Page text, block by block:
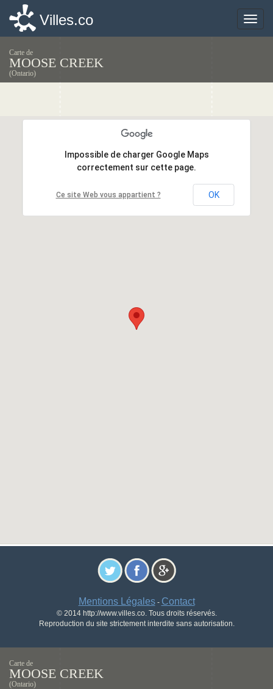
Toggle
Villes.co
Carte de
MOOSE CREEK
(Ontario)
Impossible de charger Google Maps
correctement sur cette page.
Ce site Web vous appartient ? OK
Impossible de charger Google Maps
correctement sur cette page.
Ce site Web vous appartient ? OK
Mentions Légales- Contact
© 2014 http://www.villes.co. Tous droits réservés.
Reproduction du site strictement interdite sans autorisation.
Toggle
Villes.co
Carte de
MOOSE CREEK
(Ontario)